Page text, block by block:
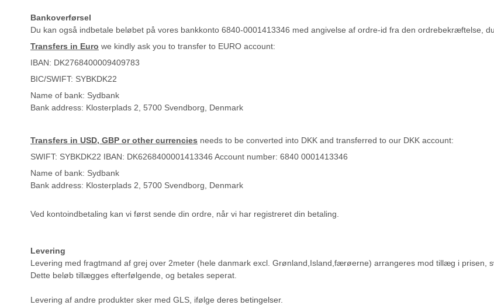
Bankoverførsel
Du kan også indbetale beløbet på vores bankkonto 6840-0001413346 med angivelse af ordre-id fra den ordrebekræftelse,
Transfers in Euro we kindly ask you to transfer to EURO account:
IBAN: DK2768400009409783
BIC/SWIFT: SYBKDK22
Name of bank: Sydbank
Bank address: Klosterplads 2, 5700 Svendborg, Denmark
Transfers in USD, GBP or other currencies needs to be converted into DKK and transferred to our DKK account:
SWIFT: SYBKDK22 IBAN: DK6268400001413346 Account number: 6840 0001413346
Name of bank: Sydbank
Bank address: Klosterplads 2, 5700 Svendborg, Denmark
Ved kontoindbetaling kan vi først sende din ordre, når vi har registreret din betaling.
Levering
Levering med fragtmand af grej over 2meter (hele danmark excl. Grønland,Island,færøerne) arrangeres mod tillæg i prisen,
Dette beløb tillægges efterfølgende, og betales seperat.
Levering af andre produkter sker med GLS, ifølge deres betingelser.